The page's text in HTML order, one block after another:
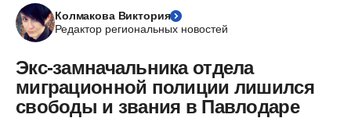
Колмакова Виктория
Редактор региональных новостей
Экс-замначальника отдела
миграционной полиции лишился
свободы и звания в Павлодаре